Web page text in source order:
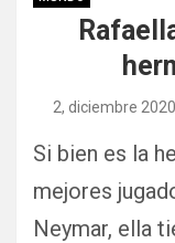
2, diciembre 2020
Si bien es la
mejores
Neymar, ella